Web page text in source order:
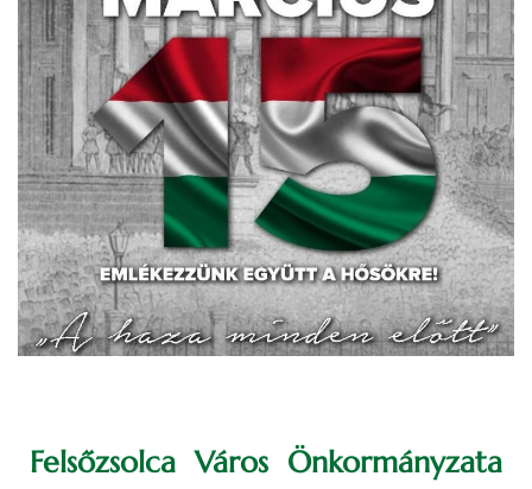
Felsőzsolca Város Önkormányzata